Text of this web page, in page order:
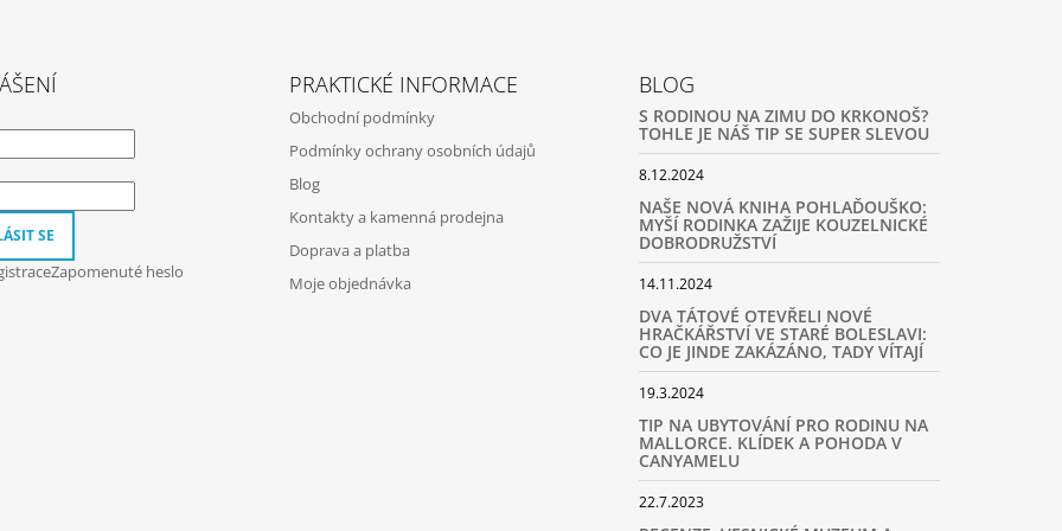
SE
Zapomenuté heslo
PRAKTICKÉ INFORMACE
Obchodní podmínky
Podmínky ochrany osobních údajů
Blog
Kontakty a kamenná prodejna
Doprava a platba
Moje objednávka
BLOG
S RODINOU NA ZIMU DO KRKONOŠ?
TOHLE JE NÁŠ TIP SE SUPER SLEVOU
8.12.2024
NAŠE NOVÁ KNIHA POHLAĎOUŠKO:
MYŠÍ RODINKA ZAŽIJE KOUZELNICKÉ
DOBRODRUŽSTVÍ
14.11.2024
DVA TÁTOVÉ OTEVŘELI NOVÉ
HRAČKÁŘSTVÍ VE STARÉ BOLESLAVI:
CO JE JINDE ZAKÁZÁNO, TADY VÍTAJÍ
19.3.2024
TIP NA UBYTOVÁNÍ PRO RODINU NA
MALLORCE. KLÍDEK A POHODA V
CANYAMELU
22.7.2023